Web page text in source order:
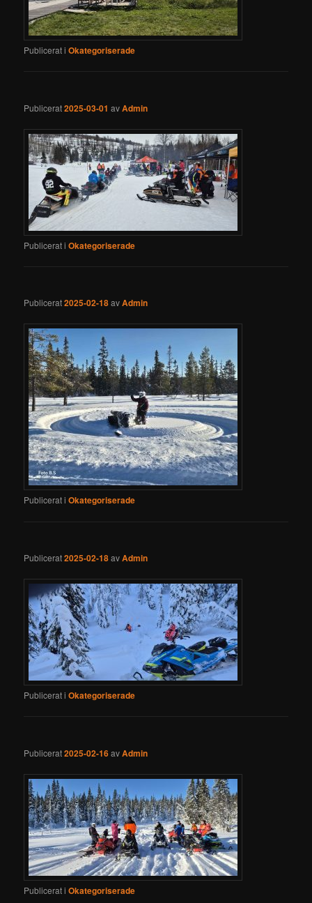
Publicerat i Okategoriserade
Publicerat2025-03-01 avAdmin
Publicerat i Okategoriserade
Publicerat2025-02-18avAdmin
Publicerat i Okategoriserade
Publicerat2025-02-18avAdmin
Publicerat i Okategoriserade
Publicerat2025-02-16avAdmin
Publicerat i Okategoriserade